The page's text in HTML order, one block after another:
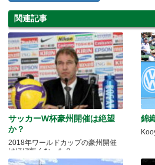
関連記事
サッカーW杯豪州開催は絶望
か？
2018年ワールドカップの豪州開催
はほぼ無くなった？
錦